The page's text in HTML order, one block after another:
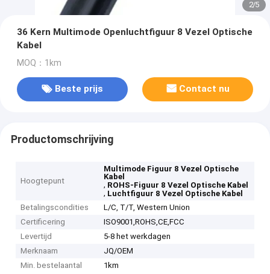
2/5
36 Kern Multimode Openluchtfiguur 8 Vezel Optische
Kabel
MOQ：1km
Beste prijs Contact nu
Productomschrijving
Hoogtepunt
Multimode Figuur 8 Vezel Optische
Kabel
, ROHS-Figuur 8 Vezel Optische Kabel
, Luchtfiguur 8 Vezel Optische Kabel
Betalingscondities
L/C, T/T, Western Union
Certificering
ISO9001,ROHS,CE,FCC
Levertijd
5-8 het werkdagen
Merknaam
JQ/OEM
Min. bestelaantal
1km